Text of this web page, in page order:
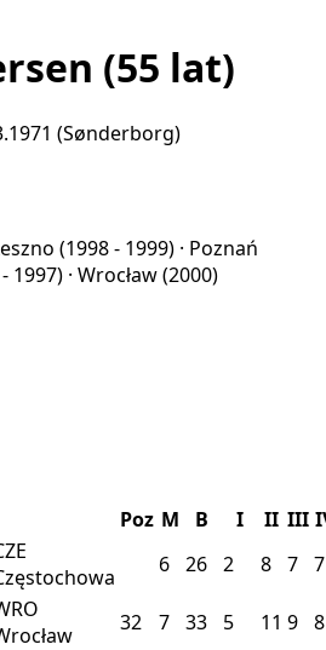
(55 lat)
(Sønderborg)
(1998 - 1999) · Poznań
1997) · Wrocław(2000)
Poz M B I II III
6 26 2 8 7 7
32 7 33 5 11 9 8